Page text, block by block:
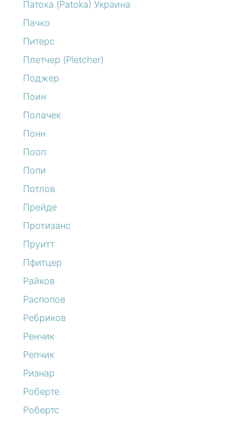
Патока (Patoka) Украина
Пачко
Питерс
Плетчер (Pletcher)
Поджер
Поин
Полачек
Понн
Пооп
Попи
Потлов
Прейде
Протизанс
Пруитт
Пфитцер
Райков
Распопов
Ребриков
Ренчик
Репчик
Ризнар
Роберте
Робертс